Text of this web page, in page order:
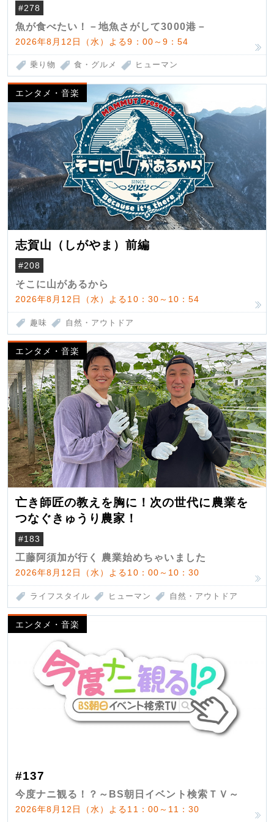
（クロマグロ）
#278
魚が食べたい！－地魚さがして3000港－
2026年8月12日（水）よる9：00～9：54
乗り物 食・グルメ ヒューマン
エンタメ・音楽
志賀山（しがやま）前編
#208
そこに山があるから
2026年8月12日（水）よる10：30～10：54
趣味 自然・アウトドア
エンタメ・音楽
亡き師匠の教えを胸に！次の世代に農業を
つなぐきゅうり農家！
#183
工藤阿須加が行く 農業始めちゃいました
2026年8月12日（水）よる10：00～10：30
ライフスタイル ヒューマン 自然・アウトドア
エンタメ・音楽
#137
今度ナニ観る！？～BS朝日イベント検索ＴＶ～
2026年8月12日（水）よる11：00～11：30